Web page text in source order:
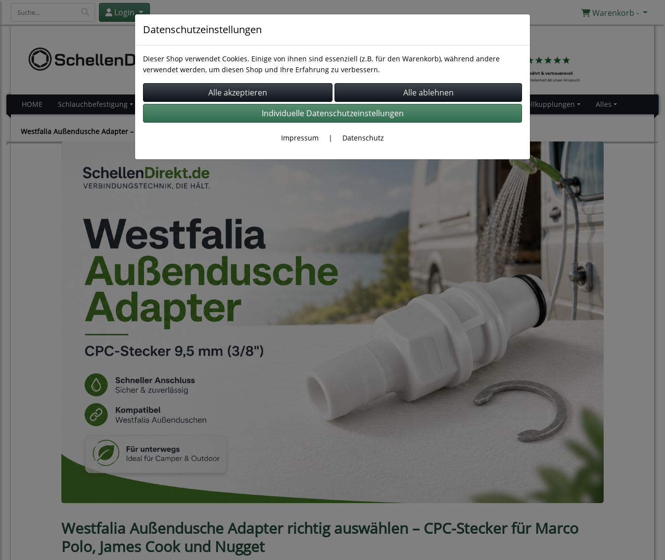
Login Warenkorb -
HOME Schlauchbefestigung Schlauchverbindung Rohrbefestigung Rohrverbindung Schläuche Gummiprofile Schnellkupplungen Alles
Westfalia Außendusche Adapter – CPC Stecker 9,5 mm
Westfalia Außendusche Adapter richtig auswählen – CPC-Stecker für Marco
Polo, James Cook und Nugget
Datenschutzeinstellungen
Dieser Shop verwendet Cookies. Einige von ihnen sind essenziell (z.B. für den Warenkorb), während andere
verwendet werden, um diesen Shop und Ihre Erfahrung zu verbessern.
Individuelle Datenschutzeinstellungen
Impressum | Datenschutz